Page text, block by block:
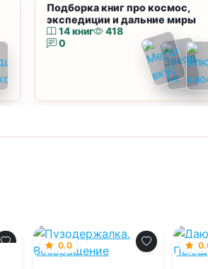
Подборка книг про космос,
экспедиции и дальние миры
14 книг
418
0
0.0